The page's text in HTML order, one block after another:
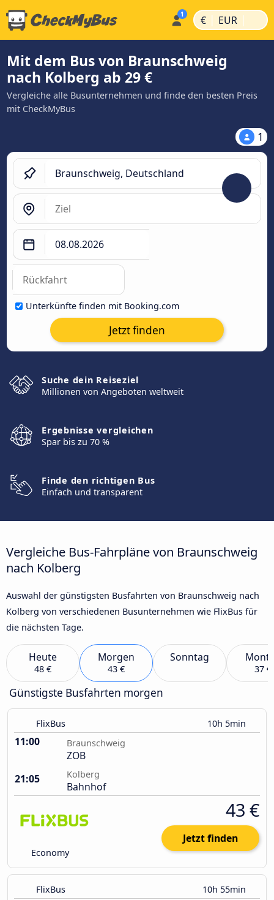
€ | EUR |
Mit dem Bus von Braunschweig
nach Kolberg ab 29 €
Vergleiche alle Busunternehmen und finde den besten Preis
mit CheckMyBus
1
Unterkünfte finden mit Booking.com
Jetzt finden
Suche dein Reiseziel
Millionen von Angeboten weltweit
Ergebnisse vergleichen
Spar bis zu 70 %
Finde den richtigen Bus
Einfach und transparent
Vergleiche Bus-Fahrpläne von Braunschweig
nach Kolberg
Auswahl der günstigsten Busfahrten von Braunschweig nach
Kolberg von verschiedenen Busunternehmen wie FlixBus für
die nächsten Tage.
Heute
48 €
Morgen
43 €
Sonntag
37 €
Günstigste Busfahrten morgen
FlixBus 10h 5min
11:00 Braunschweig
ZOB
21:05
Kolberg
Bahnhof
Economy
43 €
Jetzt finden
FlixBus 10h 55min